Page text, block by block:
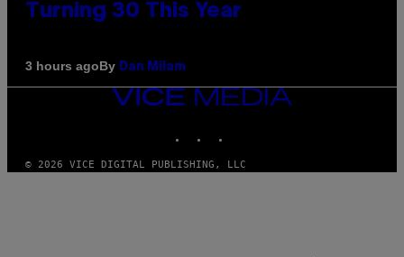
Turning 30 This Year
3 hours agoBy Dan Milam
VICE
MEDIA
© 2026 VICE DIGITAL PUBLISHING, LLC